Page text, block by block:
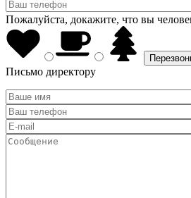
Пожалуйста, докажите, что вы
Письмо директору